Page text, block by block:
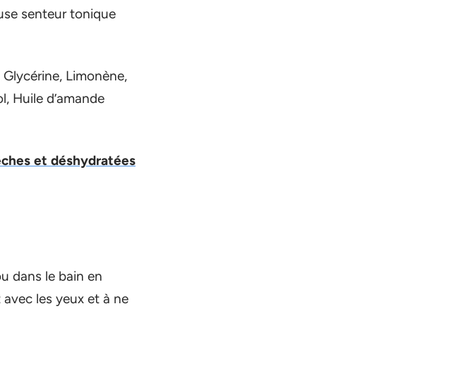
senteur tonique
Limonène,
Huile d’amande
et déshydratées
dans le bain en
les yeux et à ne